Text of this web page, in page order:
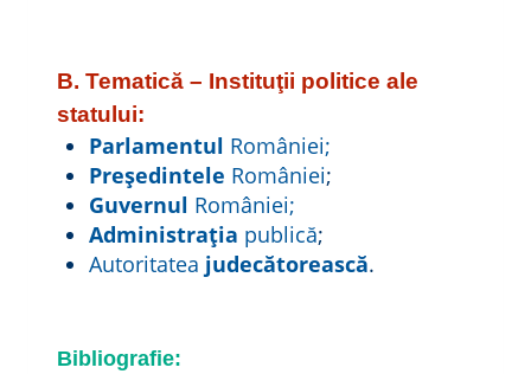
B. Tematică – Instituţii politice ale
statului:
Parlamentul României;
Preşedintele României;
Guvernul României;
Administrația publică;
Autoritatea judecătorească.
Bibliografie: